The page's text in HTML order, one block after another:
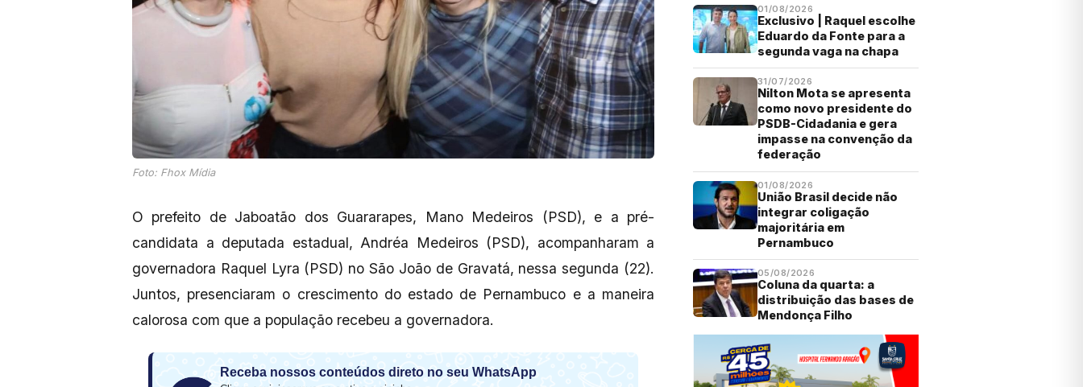
Foto: Fhox Mídia
O prefeito de Jaboatão dos Guararapes, Mano Medeiros (PSD), e a pré-
candidata a deputada estadual, Andréa Medeiros (PSD), acompanharam a
governadora Raquel Lyra (PSD) no São João de Gravatá, nessa segunda (22).
Juntos, presenciaram o crescimento do estado de Pernambuco e a maneira
calorosa com que a população recebeu a governadora.
Receba nossos conteúdos direto no seu WhatsApp
01/08/2026
Exclusivo | Raquel escolhe
Eduardo da Fonte para a
segunda vaga na chapa
31/07/2026
Nilton Mota se apresenta
como novo presidente do
PSDB-Cidadania e gera
impasse na convenção da
federação
01/08/2026
União Brasil decide não
integrar coligação
majoritária em
Pernambuco
05/08/2026
Coluna da quarta: a
distribuição das bases de
Mendonça Filho